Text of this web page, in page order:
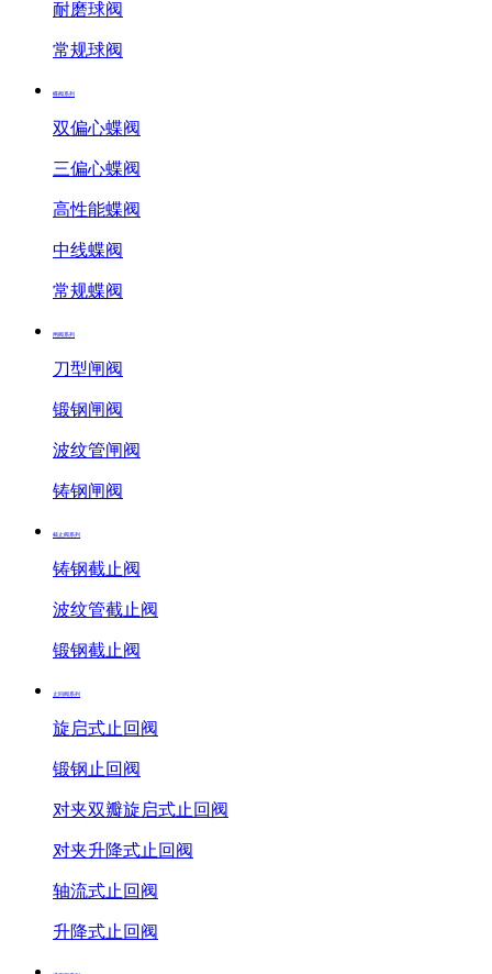
耐磨球阀
常规球阀
蝶阀系列
双偏心蝶阀
三偏心蝶阀
高性能蝶阀
中线蝶阀
常规蝶阀
闸阀系列
刀型闸阀
锻钢闸阀
波纹管闸阀
铸钢闸阀
截止阀系列
铸钢截止阀
波纹管截止阀
锻钢截止阀
止回阀系列
旋启式止回阀
锻钢止回阀
对夹双瓣旋启式止回阀
对夹升降式止回阀
轴流式止回阀
升降式止回阀